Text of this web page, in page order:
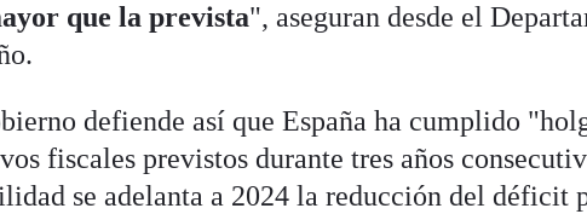
que la prevista", aseguran desde el
defiende así que España ha cumplido
fiscales previstos durante tres años
se adelanta a 2024 la reducción del déficit